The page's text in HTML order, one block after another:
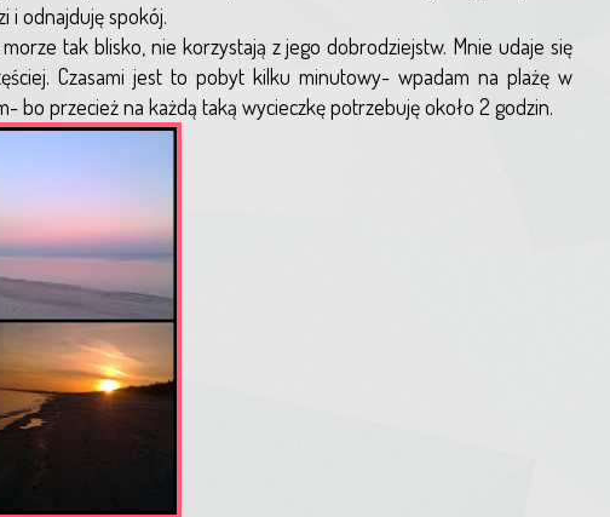
i odnajduję spokój.
tak blisko, nie korzystają z jego dobrodziejstw. Mnie udaje się
Czasami jest to pobyt kilku minutowy- wpadam na plażę w
bo przecież na każdą taką wycieczkę potrzebuję około 2 godzin.